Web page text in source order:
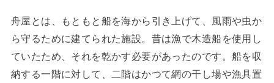
舟屋とは、もともと船を海から引き上げて、風雨や虫か
ら守るために建てられた施設。昔は漁で木造船を使用し
ていたため、それを乾かす必要があったのです。船を収
納する一階に対して、二階はかつて網の干し場や漁具置